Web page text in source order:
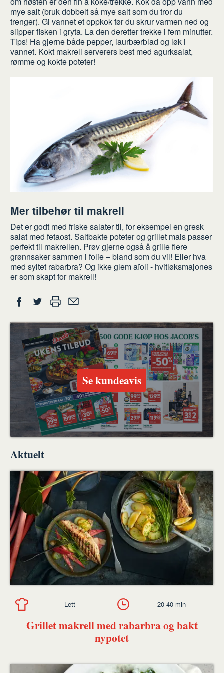
mye salt (bruk dobbelt så mye salt som du tror du
trenger). Gi vannet et oppkok før du skrur varmen ned og
slipper fisken i gryta. La den deretter trekke i fem minutter.
Tips! Ha gjerne både pepper, laurbærblad og løk i
vannet. Kokt makrell serverers best med agurksalat,
rømme og kokte poteter!
Mer tilbehør til makrell
Det er godt med friske salater til, for eksempel en gresk
salat med fetaost. Saltbakte poteter og grillet mais passer
perfekt til makrellen. Prøv gjerne også å grille flere
grønnsaker sammen i folie – bland som du vil! Eller hva
med syltet rabarbra? Og ikke glem aïoli - hvitløksmajones
er som skapt for makrell!
Del
på
Facebook
på
Twitter
ut en
venn
Se kundeavis
Aktuelt
Grillet makrell med rabarbra og bakt
nypotet
Lett 20-40 min